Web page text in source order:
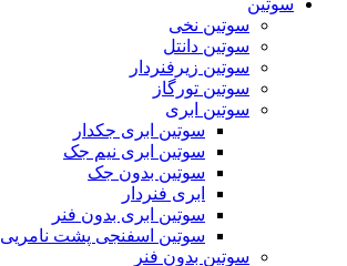
سوتین
سوتین نخی
سوتین دانتل
سوتین زیرفنردار
سوتین تورگاز
سوتین ابری
سوتین ابری جکدار
سوتین ابری نیم جک
سوتین بدون جک
ابری فنردار
سوتین ابری بدون فنر
سوتین اسفنجی پشت نامریی
سوتین بدون فنر